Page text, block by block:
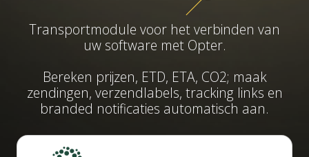
Transportmodule voor het verbinden van
uw software met Opter.
Bereken prijzen, ETD, ETA, CO2; maak
zendingen, verzendlabels, tracking links en
branded notificaties automatisch aan.